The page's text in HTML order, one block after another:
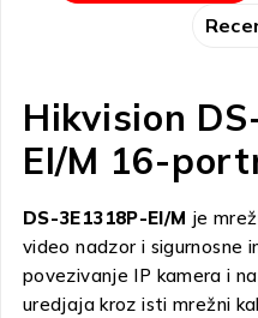
Hikvision
EI/M 16-
DS-3E1318P-EI/M je
video nadzor i sigurnosne
povezivanje IP kamera i
uredjaja kroz isti mrežni